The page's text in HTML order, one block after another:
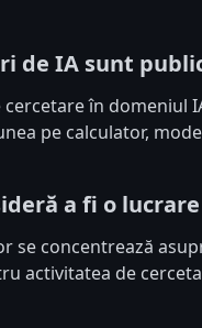
de IA sunt
cercetare în domeniul
pe calculator,
a fi o
se concentrează
activitatea de